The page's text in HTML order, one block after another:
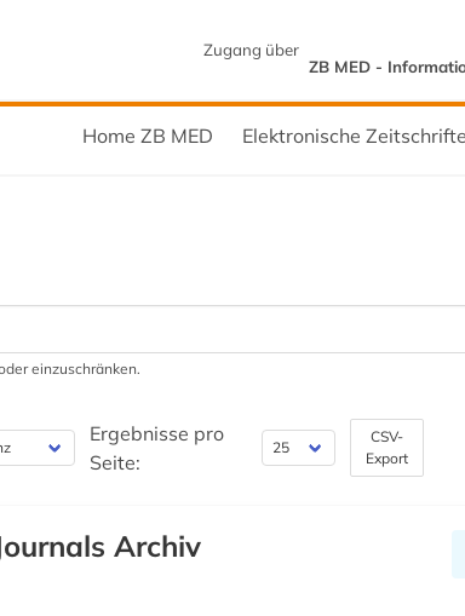
Zugang über
ZB MED -
Home ZB MED Elektronische
einzuschränken.
Ergebnisse pro
Seite:
CSV-
Export
Archiv